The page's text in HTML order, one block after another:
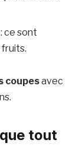
: ce sont
coupesavec
tout